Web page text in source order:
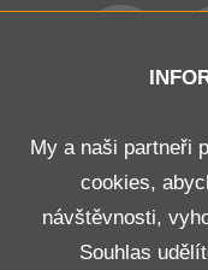
Obchodní podmínky
Doprava a platba
Odstoupení od
My a naši partneři
cookies,
návštěvnosti,
Souhlas